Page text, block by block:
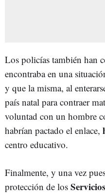
Los policías también han
encontraba en una
y que la misma, al
país natal para contraer
voluntad con un hombre
habrían pactado el enlace,
centro educativo.
Finalmente, y una vez
protección de los